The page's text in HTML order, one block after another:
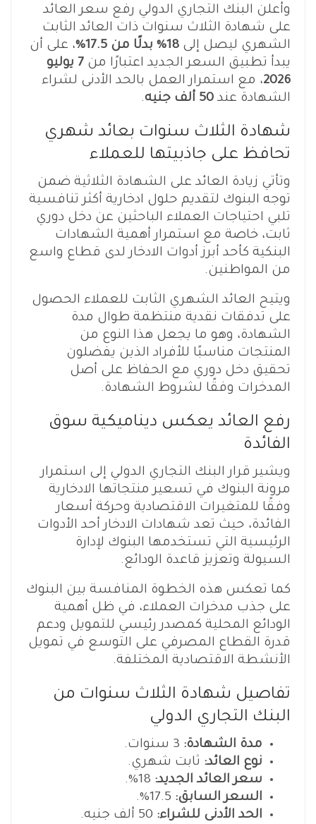
وأعلن البنك التجاري الدولي رفع سعر العائد
على شهادة الثلاث سنوات ذات العائد الثابت
الشهري ليصل إلى 18% بدلًا من 17.5%
، على أن
يبدأ تطبيق السعر الجديد اعتبارًا من
7 يوليو
2026، مع استمرار العمل بالحد الأدنى لشراء
الشهادة عند 50 ألف جنيه .
شهادة الثلاث سنوات بعائد شهري
تحافظ على جاذبيتها للعملاء
وتأتي زيادة العائد على الشهادة الثلاثية ضمن
توجه البنوك لتقديم حلول ادخارية أكثر تنافسية
تلبي احتياجات العملاء الباحثين عن دخل دوري
ثابت، خاصة مع استمرار أهمية الشهادات
البنكية كأحد أبرز أدوات الادخار لدى قطاع واسع
من المواطنين.
ويتيح العائد الشهري الثابت للعملاء الحصول
على تدفقات نقدية منتظمة طوال مدة
الشهادة، وهو ما يجعل هذا النوع من
المنتجات مناسبًا للأفراد الذين يفضلون
تحقيق دخل دوري مع الحفاظ على أصل
المدخرات وفقًا لشروط الشهادة.
رفع العائد يعكس ديناميكية سوق
الفائدة
ويشير قرار البنك التجاري الدولي إلى استمرار
مرونة البنوك في تسعير منتجاتها الادخارية
وفقًا للمتغيرات الاقتصادية وحركة أسعار
الفائدة، حيث تعد شهادات الادخار أحد الأدوات
الرئيسية التي تستخدمها البنوك لإدارة
السيولة وتعزيز قاعدة الودائع.
كما تعكس هذه الخطوة المنافسة بين البنوك
على جذب مدخرات العملاء، في ظل أهمية
الودائع المحلية كمصدر رئيسي للتمويل ودعم
قدرة القطاع المصرفي على التوسع في تمويل
الأنشطة الاقتصادية المختلفة.
تفاصيل شهادة الثلاث سنوات من
البنك التجاري الدولي
مدة الشهادة:
نوع العائد: ثابت شهري.
سعر العائد الجديد:
السعر السابق:
الحد الأدنى للشراء: